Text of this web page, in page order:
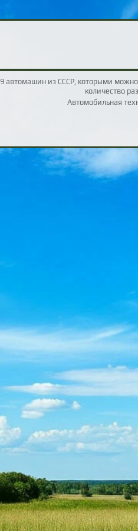
9 автомашин из СССР, которыми можно
количество
Автомобильная